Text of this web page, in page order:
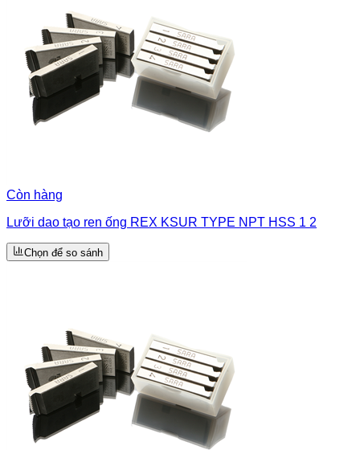
Còn hàng
Lưỡi dao tạo ren ống REX KSUR TYPE NPT HSS 1 2
Chọn để so sánh